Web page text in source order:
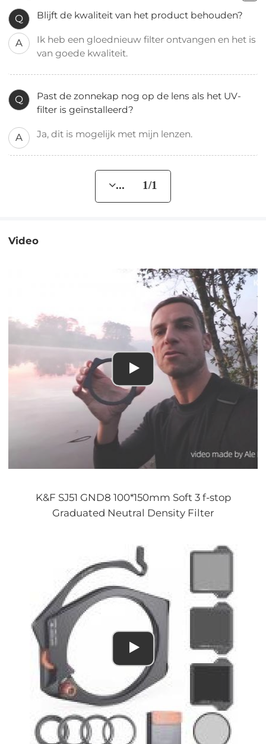
Q Blijft de kwaliteit van het product behouden?
A
Ik heb een gloednieuw filter ontvangen en het is
van goede kwaliteit.
Q
Past de zonnekap nog op de lens als het UV-
filter is geïnstalleerd?
A Ja, dit is mogelijk met mijn lenzen.
... 1/1
Video
K&F SJ51 GND8 100*150mm Soft 3 f-stop
Graduated Neutral Density Filter